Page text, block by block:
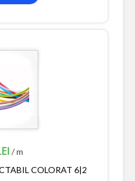
/ m
COLORAT 6|2